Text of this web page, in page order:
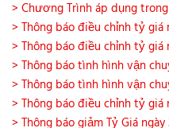
> Chương Trình áp dụng
> Thông báo điều chỉnh tỷ giá
> Thông báo điều chỉnh tỷ giá
> Thông báo tình hình vận
> Thông báo tình hình vận
> Thông báo điều chỉnh tỷ giá
> Thông báo giảm Tỷ Giá ngày